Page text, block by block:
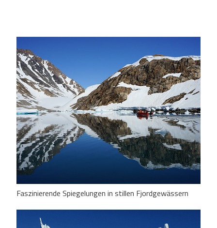
Faszinierende Spiegelungen in stillen Fjordgewässern